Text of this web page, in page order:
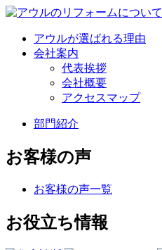
アウルが選ばれる理由
会社案内
代表挨拶
会社概要
アクセスマップ
部門紹介
お客様の声
お客様の声一覧
お役立ち情報